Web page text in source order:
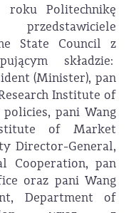
Politechnikę
przedstawiciele
State Council z
składzie:
(Minister), pan
Institute of
pani Wang
of Market
Director-General,
Cooperation, pan
oraz pani Wang
Department of